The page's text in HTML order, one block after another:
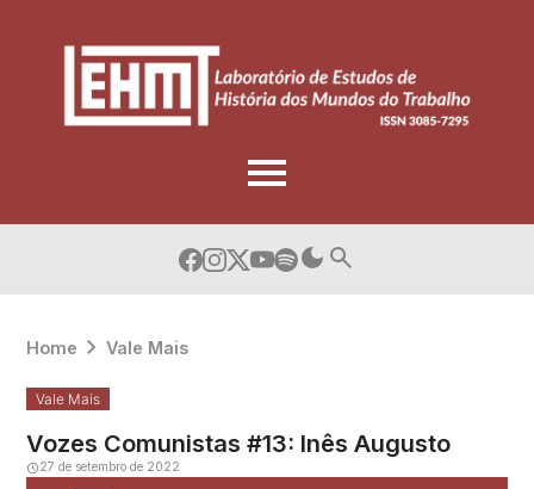
Home Vale Mais
Vale Mais
Vozes Comunistas #13: Inês Augusto
27 de setembro de 2022